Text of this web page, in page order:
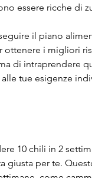
essere ricche di
il piano
i migliori
di intraprendere
tue esigenze
10 chili in 2
giusta per te.